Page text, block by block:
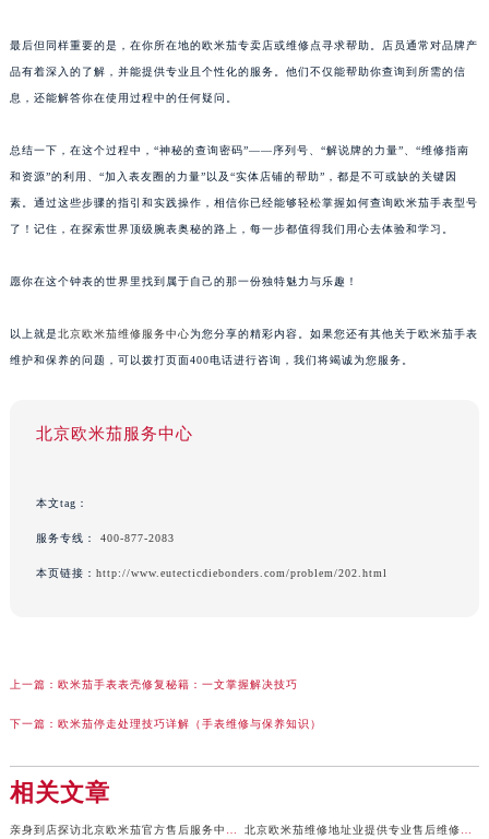
最后但同样重要的是，在你所在地的欧米茄专卖店或维修点寻求帮助。店员通常对品牌产
品有着深入的了解，并能提供专业且个性化的服务。他们不仅能帮助你查询到所需的信
息，还能解答你在使用过程中的任何疑问。
总结一下，在这个过程中，“神秘的查询密码”——序列号、“解说牌的力量”、“维修指南
和资源”的利用、“加入表友圈的力量”以及“实体店铺的帮助”，都是不可或缺的关键因
素。通过这些步骤的指引和实践操作，相信你已经能够轻松掌握如何查询欧米茄手表型号
了！记住，在探索世界顶级腕表奥秘的路上，每一步都值得我们用心去体验和学习。
愿你在这个钟表的世界里找到属于自己的那一份独特魅力与乐趣！
以上就是北京欧米茄维修服务中心为您分享的精彩内容。如果您还有其他关于欧米茄手表
维护和保养的问题，可以拨打页面400电话进行咨询，我们将竭诚为您服务。
北京欧米茄服务中心
本文tag：
服务专线： 400-877-2083
本页链接： http://www.eutecticdiebonders.com/problem/202.html
上一篇： 欧米茄手表表壳修复秘籍：一文掌握解决技巧
下一篇： 欧米茄停走处理技巧详解（手表维修与保养知识）
相关文章